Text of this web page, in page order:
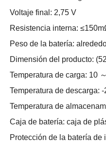
Voltaje final: 2,75 V
Resistencia interna:
Peso de la batería:
Dimensión del producto:
Temperatura de carga: 10
Temperatura de descarga:
Temperatura de
Caja de batería: caja de
Protección de la batería de